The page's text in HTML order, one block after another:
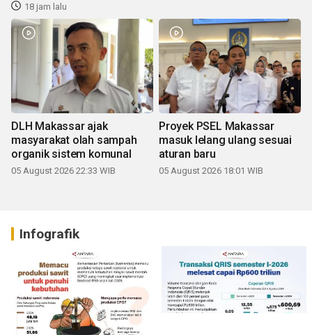
18 jam lalu
DLH Makassar ajak
masyarakat olah sampah
organik sistem komunal
05 August 2026 22:33 WIB
Proyek PSEL Makassar
masuk lelang ulang sesuai
aturan baru
05 August 2026 18:01 WIB
Infografik